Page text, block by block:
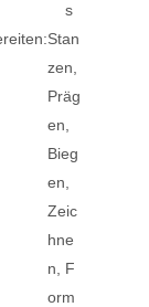
s
Stan
zen,
Präg
en,
Bieg
en,
Zeic
hne
n, F
orm